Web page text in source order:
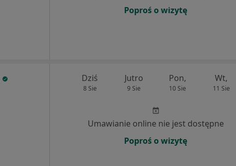
Poproś o wizytę
Dziś
8 Sie
Jutro
9 Sie
Pon,
10 Sie
Wt,
11 Sie
Umawianie online nie jest dostępne
Poproś o wizytę